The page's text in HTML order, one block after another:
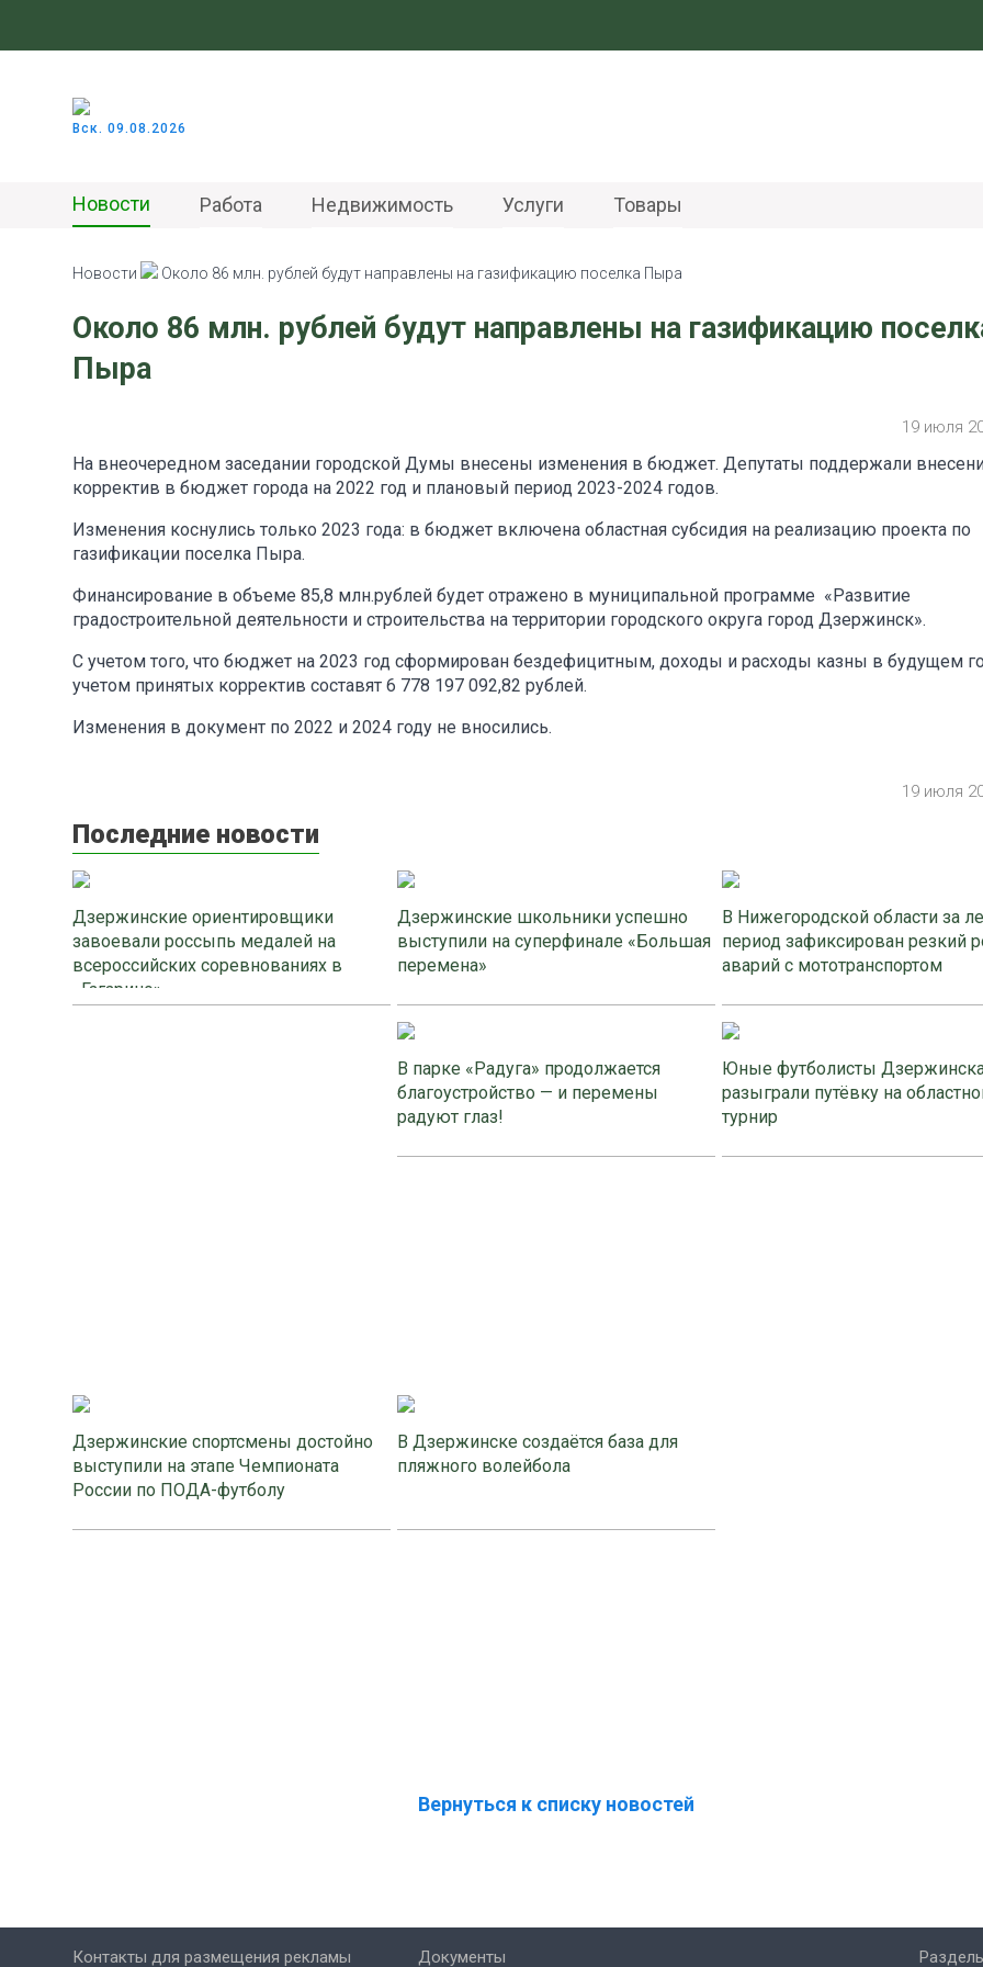
Вск. 09.08.2026
Новости Работа Недвижимость Услуги Товары
Новости Около 86 млн. рублей будут направлены на газификацию поселка Пыра
Около 86 млн. рублей будут направлены на газификацию
Пыра
19 июля
На внеочередном заседании городской Думы внесены изменения в бюджет. Депутаты поддержали
корректив в бюджет города на 2022 год и плановый период 2023-2024 годов.
Изменения коснулись только 2023 года: в бюджет включена областная субсидия на реализацию проекта по
газификации поселка Пыра.
Финансирование в объеме 85,8 млн.рублей будет отражено в муниципальной программе «Развитие
градостроительной деятельности и строительства на территории городского округа город Дзержинск».
С учетом того, что бюджет на 2023 год сформирован бездефицитным, доходы и расходы казны в будущем
учетом принятых корректив составят 6 778 197 092,82 рублей.
Изменения в документ по 2022 и 2024 году не вносились.
19 июля
Последние новости
Дзержинские ориентировщики
завоевали россыпь медалей на
всероссийских соревнованиях в
«Гагарино»
Дзержинские школьники успешно
выступили на суперфинале «Большая
перемена»
В Нижегородской области за
период зафиксирован резкий
аварий с мототранспортом
В парке «Радуга» продолжается
благоустройство — и перемены
радуют глаз!
Юные футболисты
разыграли путёвку на
турнир
Дзержинские спортсмены достойно
выступили на этапе Чемпионата
России по ПОДА-футболу
В Дзержинске создаётся база для
пляжного волейбола
Вернуться к списку новостей
Контакты для размещения рекламы Документы